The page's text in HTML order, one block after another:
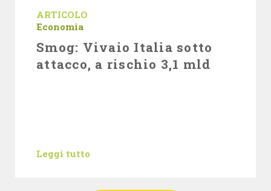
ARTICOLO
Economia
Smog: Vivaio Italia sotto
attacco, a rischio 3,1 mld
Leggi tutto